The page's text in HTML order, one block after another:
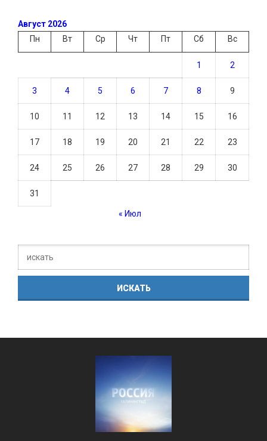
Август 2026
Пн
Вт Ср Чт Пт Сб Вс
1 2
3 4 5 6 7 8 9
10 11 12 13 14 15 16
17 18 19 20 21 22 23
24 25 26 27 28 29 30
31
« Июл